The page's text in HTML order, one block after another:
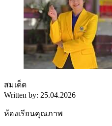
สมเด็ด
Written by: 25.04.2026
ห้องเรียนคุณภาพ